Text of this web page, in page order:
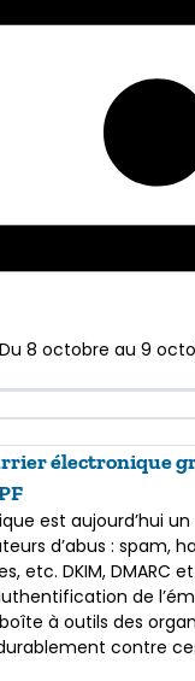
8 octobre au 9
électronique
est aujourd’hui
d’abus : spam,
etc. DKIM, DMARC
de
à outils des
contre